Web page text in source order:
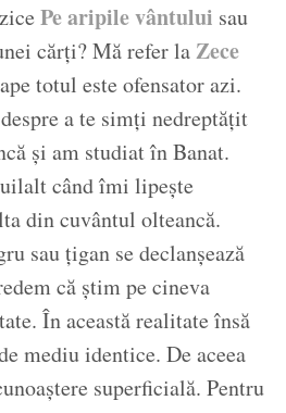
Pe aripile vântului sau
cărți? Mă refer laZece
totul este ofensator azi.
a te simți nedreptățit
și am studiat în Banat.
când îmi lipește
din cuvântul olteancă.
sau țigan se declanșează
că știm pe cineva
În această realitate însă
mediu identice. De aceea
superficială. Pentru